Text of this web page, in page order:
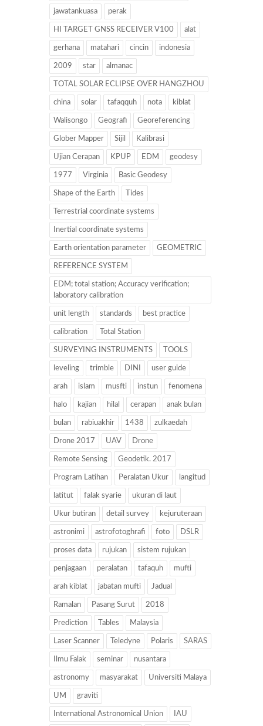
jawatankuasa perak
HI TARGET GNSS RECEIVER V100 alat
gerhana matahari cincin indonesia
2009 star almanac
TOTAL SOLAR ECLIPSE OVER HANGZHOU
china solar tafaqquh nota kiblat
Walisongo Geografi Georeferencing
Glober Mapper Sijil Kalibrasi
Ujian Cerapan KPUP EDM geodesy
1977 Virginia Basic Geodesy
Shape of the Earth Tides
Terrestrial coordinate systems
Inertial coordinate systems
Earth orientation parameter GEOMETRIC
REFERENCE SYSTEM
EDM; total station; Accuracy verification;
laboratory calibration
unit length standards best practice
calibration Total Station
SURVEYING INSTRUMENTS TOOLS
leveling trimble DINI user guide
arah islam musfti instun fenomena
halo kajian hilal cerapan anak bulan
bulan rabiuakhir 1438 zulkaedah
Drone 2017 UAV Drone
Remote Sensing Geodetik. 2017
Program Latihan Peralatan Ukur langitud
latitut falak syarie ukuran di laut
Ukur butiran detail survey kejuruteraan
astronimi astrofotoghrafi foto DSLR
proses data rujukan sistem rujukan
penjagaan peralatan tafaquh mufti
arah kiblat jabatan mufti Jadual
Ramalan Pasang Surut 2018
Prediction Tables Malaysia
Laser Scanner Teledyne Polaris SARAS
Ilmu Falak seminar nusantara
astronomy masyarakat Universiti Malaya
UM graviti
International Astronomical Union IAU